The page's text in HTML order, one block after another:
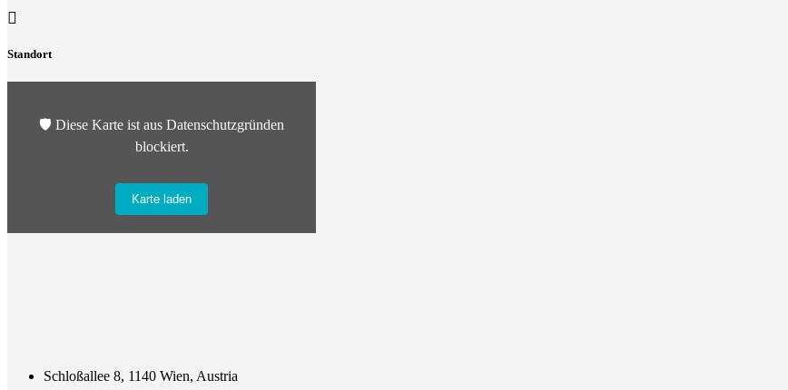
Standort
🛡️ Diese Karte ist aus Datenschutzgründen
blockiert.
Karte laden
Schloßallee 8, 1140 Wien, Austria